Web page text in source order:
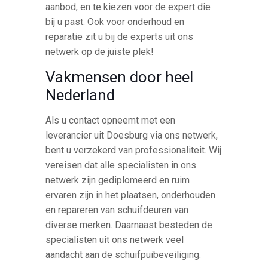
aanbod, en te kiezen voor de expert die
bij u past. Ook voor onderhoud en
reparatie zit u bij de experts uit ons
netwerk op de juiste plek!
Vakmensen door heel
Nederland
Als u contact opneemt met een
leverancier uit Doesburg via ons netwerk,
bent u verzekerd van professionaliteit. Wij
vereisen dat alle specialisten in ons
netwerk zijn gediplomeerd en ruim
ervaren zijn in het plaatsen, onderhouden
en repareren van schuifdeuren van
diverse merken. Daarnaast besteden de
specialisten uit ons netwerk veel
aandacht aan de schuifpuibeveiliging.